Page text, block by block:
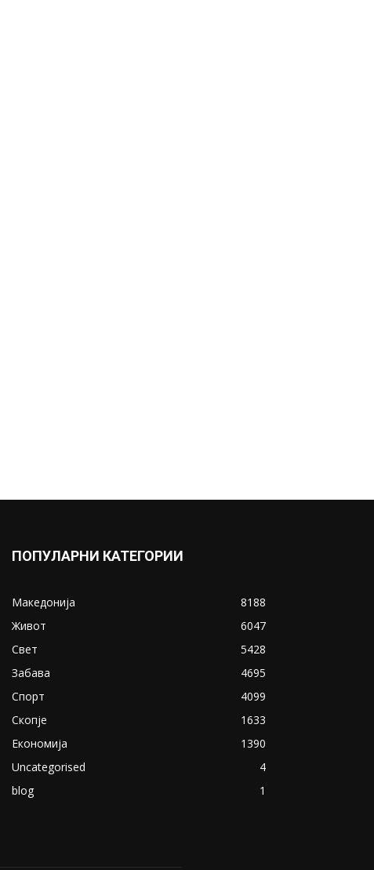
ПОПУЛАРНИ КАТЕГОРИИ
Македонија
8188
Живот
6047
Свет
5428
Забава
4695
Спорт
4099
Скопје
1633
Економија
1390
Uncategorised
4
blog
1